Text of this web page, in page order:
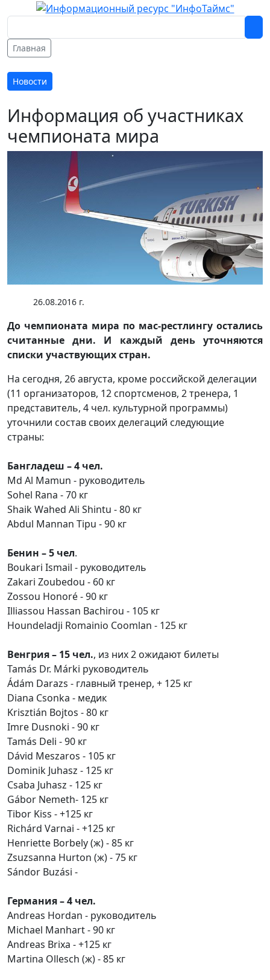
Главная
Новости
Информация об участниках
чемпионата мира
26.08.2016 г.
До чемпионата мира по мас-рестлингу остались
считанные дни. И каждый день уточняются
списки участвующих стран.
На сегодня, 26 августа, кроме российской делегации
(11 организаторов, 12 спортсменов, 2 тренера, 1
представитель, 4 чел. культурной программы)
уточнили состав своих делегаций следующие
страны:
Бангладеш – 4 чел.
Md Al Mamun - руководитель
Sohel Rana - 70 кг
Shaik Wahed Ali Shintu - 80 кг
Abdul Mannan Tipu - 90 кг
Бенин – 5 чел.
Boukari Ismail - руководитель
Zakari Zoubedou - 60 кг
Zossou Honoré - 90 кг
Illiassou Hassan Bachirou - 105 кг
Houndeladji Romainio Coomlan - 125 кг
Венгрия – 15 чел., из них 2 ожидают билеты
Tamás Dr. Márki руководитель
Ádám Darazs - главный тренер, + 125 кг
Diana Csonka - медик
Krisztián Bojtos - 80 кг
Imre Dusnoki - 90 кг
Tamás Deli - 90 кг
Dávid Meszaros - 105 кг
Dominik Juhasz - 125 кг
Csaba Juhasz - 125 кг
Gábor Nemeth- 125 кг
Tibor Kiss - +125 кг
Richárd Varnai - +125 кг
Henriette Borbely (ж) - 85 кг
Zsuzsanna Hurton (ж) - 75 кг
Sándor Buzási -
Германия – 4 чел.
Andreas Hordan - руководитель
Michael Manhart - 90 кг
Andreas Brixa - +125 кг
Martina Ollesch (ж) - 85 кг